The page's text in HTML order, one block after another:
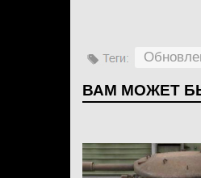
ВАМ МОЖЕТ